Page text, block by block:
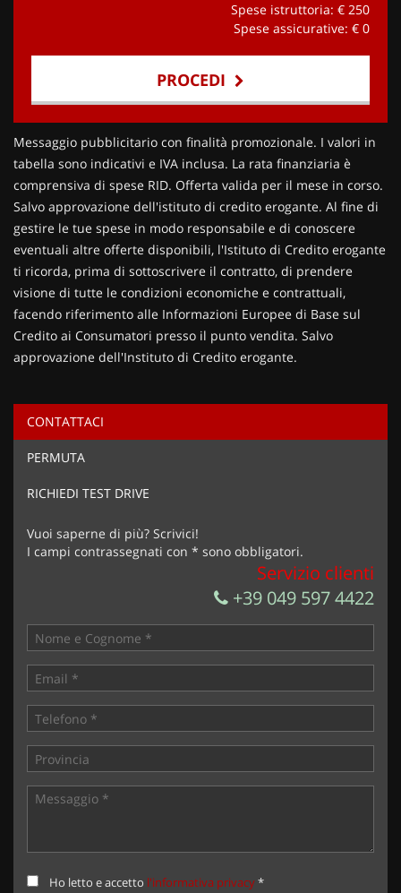
Spese istruttoria: € 250
Spese assicurative: € 0
PROCEDI
Contattaci
Ho letto e accettol'informativa privacy*
Acconsento al trattamento dei miei dati per finalità di
Invia la tua richiesta
Messaggio pubblicitario con finalità promozionale. I valori in
tabella sono indicativi e IVA inclusa. La rata finanziaria è
comprensiva di spese RID. Offerta valida per il mese in corso.
Salvo approvazione dell'istituto di credito erogante. Al fine di
gestire le tue spese in modo responsabile e di conoscere
eventuali altre offerte disponibili, l'Istituto di Credito erogante
ti ricorda, prima di sottoscrivere il contratto, di prendere
visione di tutte le condizioni economiche e contrattuali,
facendo riferimento alle Informazioni Europee di Base sul
Credito ai Consumatori presso il punto vendita. Salvo
approvazione dell'Instituto di Credito erogante.
CONTATTACI
PERMUTA
RICHIEDI TEST DRIVE
Vuoi saperne di più? Scrivici!
I campi contrassegnati con * sono obbligatori.
Servizio clienti
+39 049 597 4422
Ho letto e accetto l'informativa privacy*